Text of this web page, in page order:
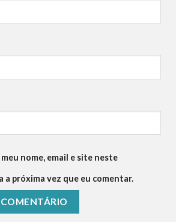
nome, email e site neste
a próxima vez que eu comentar.